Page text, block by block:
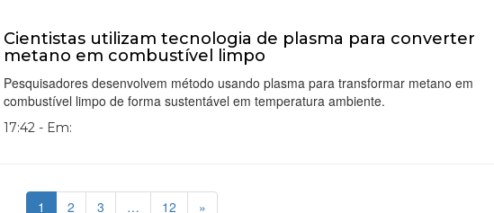
Cientistas utilizam tecnologia de plasma para converter
metano em combustível limpo
Pesquisadores desenvolvem método usando plasma para transformar metano em
combustível limpo de forma sustentável em temperatura ambiente.
17:42 - Em:
1 2 3 … 12 »